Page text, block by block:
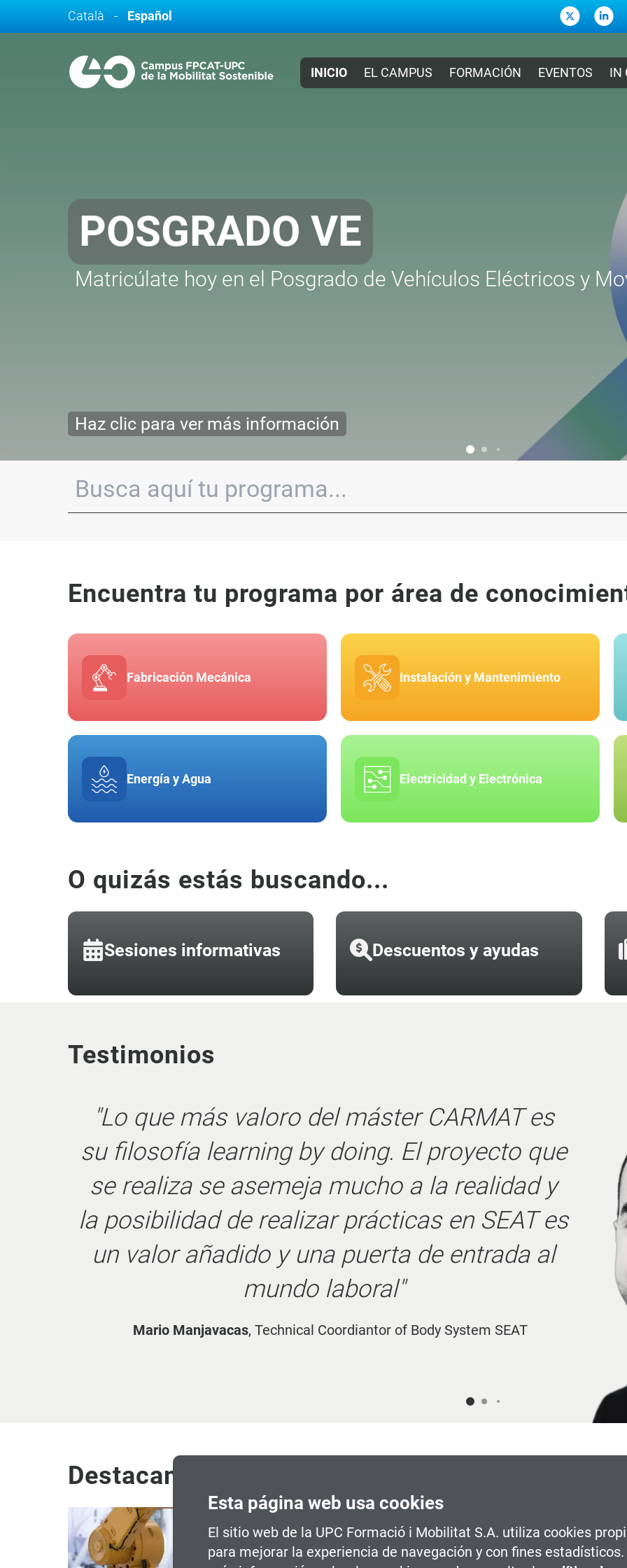
Esta página web usa cookies
El sitio web de la UPC Formació i Mobilitat S.A. utiliza cookies
para mejorar la experiencia de navegación y con fines
Català - Español
INICIO EL CAMPUS FORMACIÓN EVENTOS
MATRÍCULA ABIERTA PARA
CFGS
¡Matricúlate hoy mismo en nuestros Ciclos Formatiuvos de
Encuentra tu programa por área de
Fabricación Mecánica Instalación y Mantenimiento
Energía y Agua Electricidad y Electrónica
O quizás estás buscando...
Sesiones informativas Descuentos y ayudas
Testimonios
"Todos los profesores del máster CARMAT
son profesionales del sector y puedes
aprender de primera mano sobre la base de
sus experiencias y el trabajo de su día a día"
Alessandro Sergio Performance Engineer IMQ IBERICA
Destacamos